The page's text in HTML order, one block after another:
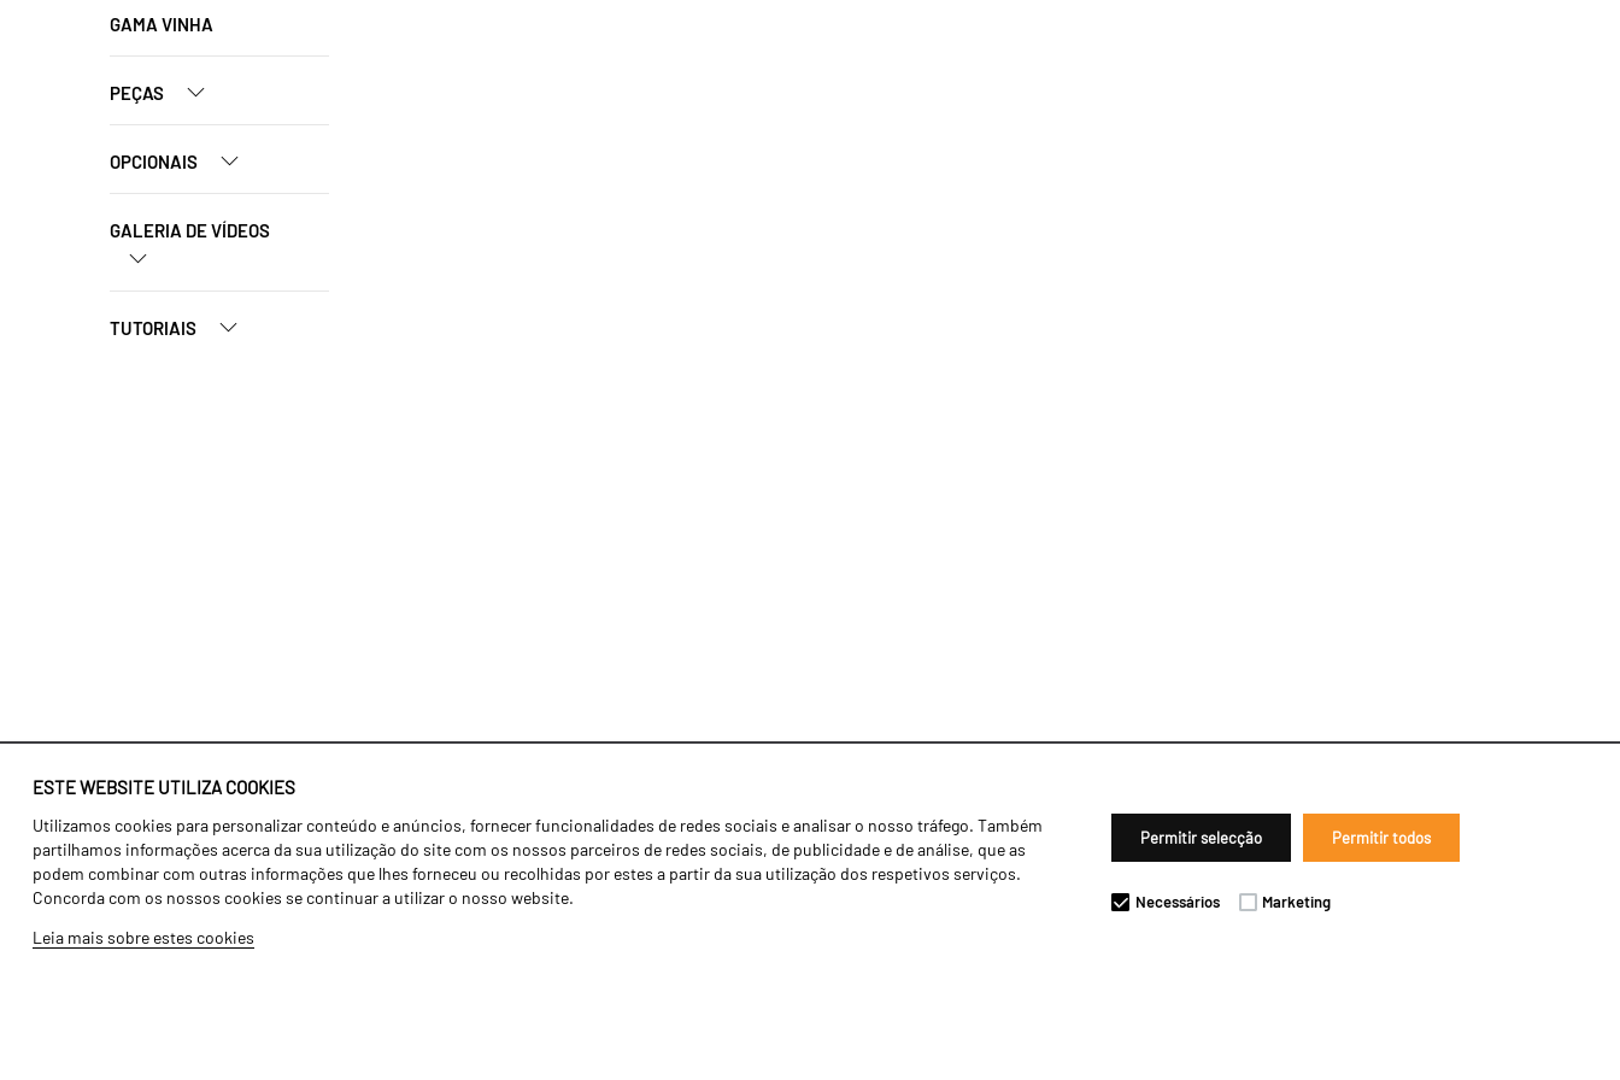
ESTE WEBSITE UTILIZA COOKIES
Utilizamos cookies para personalizar conteúdo e anúncios, fornecer funcionalidades de redes sociais e analisar o nosso tráfego. Também
partilhamos informações acerca da sua utilização do site com os nossos parceiros de redes sociais, de publicidade e de análise, que as
podem combinar com outras informações que lhes forneceu ou recolhidas por estes a partir da sua utilização dos respetivos serviços.
Concorda com os nossos cookies se continuar a utilizar o nosso website.
Leia mais sobre estes cookies
Permitir selecção Permitir todos
Necessários Marketing
GAMA VINHA
PEÇAS
OPCIONAIS
GALERIA DE VÍDEOS
TUTORIAIS
Identidade
História
Fábrica / Produção
Recursos Humanos
Agricultura
Transportes
Gama Floresta
Notícias
Concessionários